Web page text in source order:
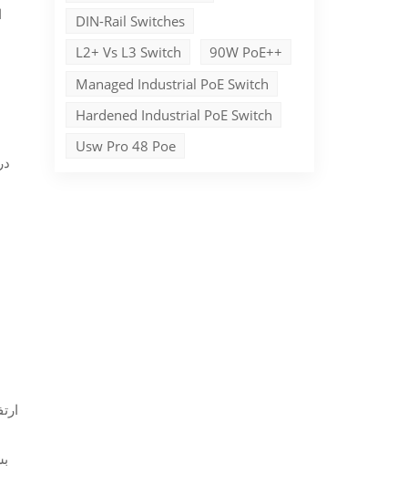
DIN-Rail Switches
L2+ Vs L3 Switch
90W PoE++
Managed Industrial PoE Switch
Hardened Industrial PoE Switch
Usw Pro 48 Poe